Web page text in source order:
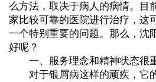
么方法，取决于病人的病情。目
家比较可靠的医院进行治疗，这
一个特别重要的问题。那么，沈
好呢？
一、服务理念和精神状态很
对于银屑病这样的顽疾，它